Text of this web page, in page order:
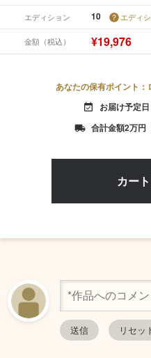
エディション 10 エディ
金額（税込） ¥19,976
あなたの保有ポイント
event_available お届け予定
local_shipping 合計金額2万円